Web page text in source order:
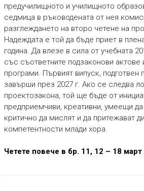
предучилищното и училищното
седмица в ръководената от нея
разглеждането на второ четене на
Надеждата е той да бъде приет в
година. Да влезе в сила от учебната
със съответните подзаконови актове
програми. Първият випуск, подготвен
завърши през 2027 г. Ако се следва
проектозакона, той ще бъде от
предприемчиви, креативни, умеещи да
критично да мислят и да притежават
компетентности млади хора.
Четете повече в бр. 11, 12 – 18 март